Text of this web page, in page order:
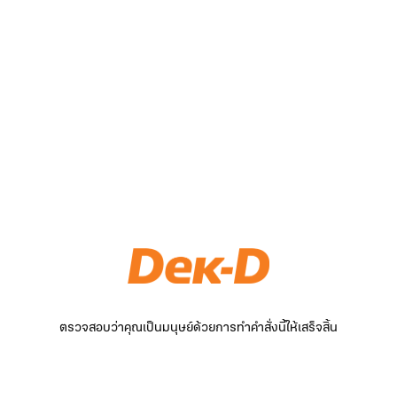
ตรวจสอบว่าคุณเป็นมนุษย์ด้วยการทำคำสั่งนี้ให้เสร็จสิ้น